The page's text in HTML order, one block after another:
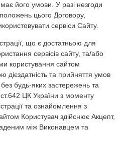
його умови. У разі незгоди
цього Договору,
сервіси Сайту.
що є достатньою для
сервісів сайту, та/або
користування сайтом
дієздатність та прийняття умов
будь-яких застережень та
ст.642 ЦК України з моменту
та ознайомлення з
Користувач здійснює Акцепт,
між Виконавцем та